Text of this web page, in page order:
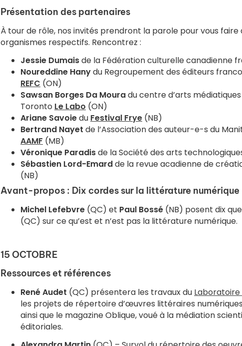
Présentation des partenaires
À tour de rôle, nos invités prendront la parole pour vous faire
organismes respectifs. Rencontrez :
Jessie Dumaisde la Fédération culturelle canadienne
Noureddine Hanydu Regroupement des éditeurs
REFC (ON)
Sawsan Borges Da Mouradu centre d’arts
Toronto Le Labo (ON)
Ariane Savoiedu Festival Frye (NB)
Bertrand Nayet de l’Association des auteur-e-s du
AAMF (MB)
Véronique Paradisde la Société des arts
Sébastien Lord-Emardde la revue acadienne de
(NB)
Avant-propos : Dix cordes sur la littérature numérique
Michel Lefebvre (QC) et Paul Bossé (NB) posent dix
(QC) sur ce qu’est et n’est pas la littérature numérique.
15 OCTOBRE
Ressources et références
René Audet (QC) présentera les travaux du Laboratoire
les projets de répertoire d’œuvres littéraires numériques
ainsi que le magazine Oblique, voué à la médiation
éditoriales.